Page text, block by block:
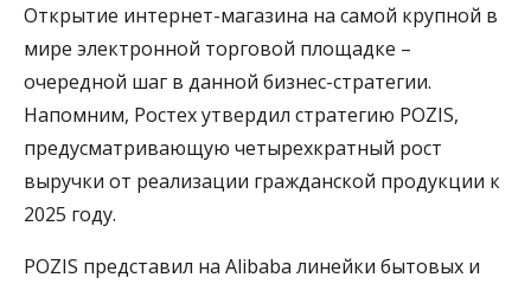
Открытие интернет-магазина на самой крупной в
мире электронной торговой площадке –
очередной шаг в данной бизнес-стратегии.
Напомним, Ростех утвердил стратегию POZIS,
предусматривающую четырехкратный рост
выручки от реализации гражданской продукции к
2025 году.
POZIS представил на Alibaba линейки бытовых и